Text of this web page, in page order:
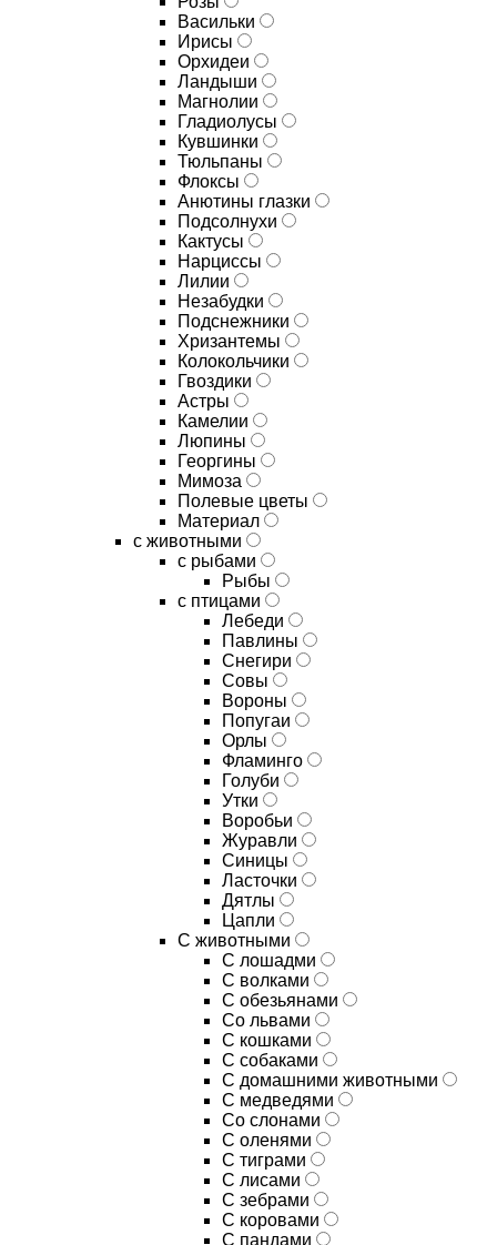
Васильки
Ирисы
Орхидеи
Ландыши
Магнолии
Гладиолусы
Кувшинки
Тюльпаны
Флоксы
Анютины глазки
Подсолнухи
Кактусы
Нарциссы
Лилии
Незабудки
Подснежники
Хризантемы
Колокольчики
Гвоздики
Астры
Камелии
Люпины
Георгины
Мимоза
Полевые цветы
Материал
с животными
с рыбами
Рыбы
с птицами
Лебеди
Павлины
Снегири
Совы
Вороны
Попугаи
Орлы
Фламинго
Голуби
Утки
Воробьи
Журавли
Синицы
Ласточки
Дятлы
Цапли
С животными
С лошадми
С волками
С обезьянами
Со львами
С кошками
С собаками
С домашними животными
С медведями
Со слонами
С оленями
С тиграми
С лисами
С зебрами
С коровами
С пандами